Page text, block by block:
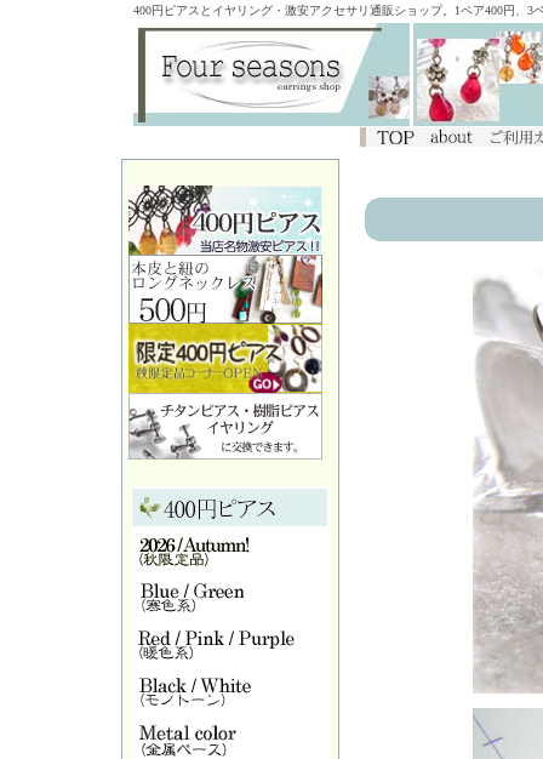
400円ピアスとイヤリング・激安アクセサリ通販ショップ。1ペア400円、